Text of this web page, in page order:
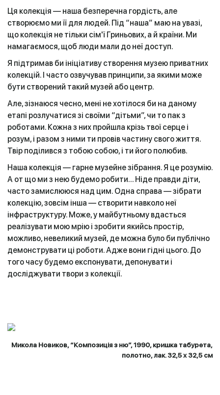
Ця колекція — наша безперечна гордість, але
створюємо ми її для людей. Під “наша” маю на увазі,
що колекція не тільки сім'ї Гриньових, а й країни. Ми
намагаємося, щоб люди мали до неї доступ.
Я підтримав би ініціативу створення музею приватних
колекцій. І часто озвучував принципи, за якими може
бути створений такий музей або центр.
Але, зізнаюся чесно, мені не хотілося би на даному
етапі розлучатися зі своїми “дітьми”, чи то пак з
роботами. Кожна з них пройшла крізь твої серце і
розум, і разом з ними ти провів частину свого життя.
Твір поділився з тобою собою, і ти його полюбив.
Наша колекція — гарне музейне зібрання. Я це розумію.
А от що ми з нею будемо робити... Ніде правди діти,
часто замислююся над цим. Одна справа — зібрати
колекцію, зовсім інша — створити навколо неї
інфраструктуру. Може, у майбутньому вдасться
реалізувати мою мрію і зробити якийсь простір,
можливо, невеликий музей, де можна було би публічно
демонструвати ці роботи. Адже вони гідні цього. До
того часу будемо експонувати, депонувати і
досліджувати твори з колекції.
Микола Новиков, “Композиція з ню”, 1990, кришка табурета,
полотно, лак. 32,5 х 32,5 см